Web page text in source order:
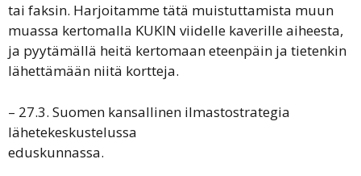
tai faksin. Harjoitamme tätä muistuttamista muun
muassa kertomalla KUKIN viidelle kaverille aiheesta,
ja pyytämällä heitä kertomaan eteenpäin ja tietenkin
lähettämään niitä kortteja.
– 27.3. Suomen kansallinen ilmastostrategia
lähetekeskustelussa
eduskunnassa.